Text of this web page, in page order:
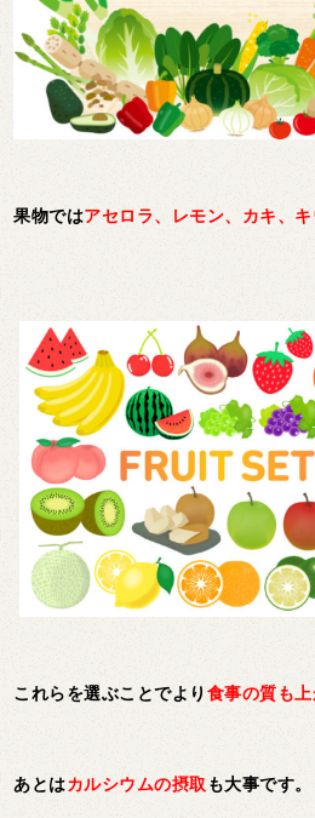
果物ではアセロラ、レモン、カキ、キ
これらを選ぶことでより 食事の質も上
あとはカルシウムの摂取 も大事です。